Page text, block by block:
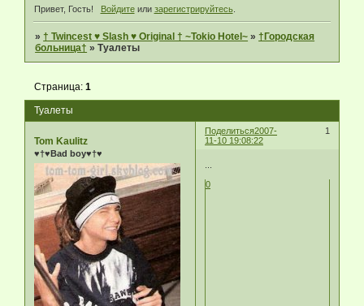
Привет, Гость! Войдитеили зарегистрируйтесь.
»† Twincest ♥ Slash ♥ Original † ~Tokio Hotel~ »†Городская
больница† »Туалеты
Туалеты
Страница:1
Поделиться 1
2007-
11-10 19:08:22
Tom Kaulitz
♥†♥Bad boy♥†♥
0